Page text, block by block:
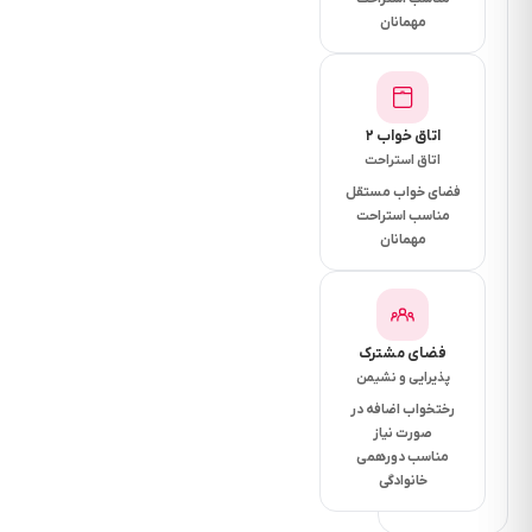
دقیقه
نانوایی
10
دقیقه
فاصله
تا
رستوران
10
دقیقه
فاصله
بیمارستان
مهمانان
اتاق خواب ۲
اتاق استراحت
فضای خواب مستقل
مناسب استراحت
مهمانان
فضای مشترک
پذیرایی و نشیمن
رختخواب اضافه در
صورت نیاز
مناسب دورهمی
خانوادگی